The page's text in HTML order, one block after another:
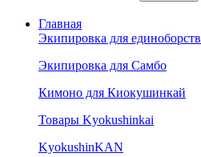
Главная
Экипировка для единоборств
Экипировка для Самбо
Кимоно для Киокушинкай
Товары Kyokushinkai
KyokushinKAN